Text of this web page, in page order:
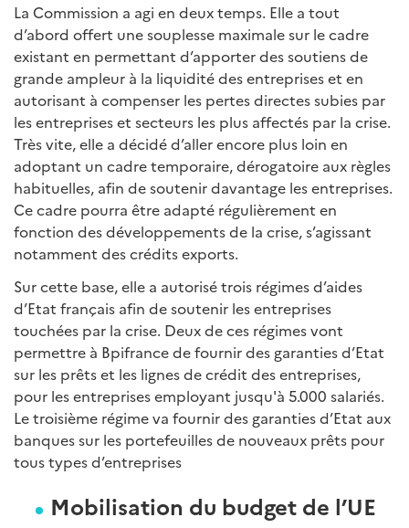
La Commission a agi en deux temps. Elle a tout
d’abord offert une souplesse maximale sur le cadre
existant en permettant d’apporter des soutiens de
grande ampleur à la liquidité des entreprises et en
autorisant à compenser les pertes directes subies par
les entreprises et secteurs les plus affectés par la crise.
Très vite, elle a décidé d’aller encore plus loin en
adoptant un cadre temporaire, dérogatoire aux règles
habituelles, afin de soutenir davantage les entreprises.
Ce cadre pourra être adapté régulièrement en
fonction des développements de la crise, s’agissant
notamment des crédits exports.
Sur cette base, elle a autorisé trois régimes d’aides
d’Etat français afin de soutenir les entreprises
touchées par la crise. Deux de ces régimes vont
permettre à Bpifrance de fournir des garanties d’Etat
sur les prêts et les lignes de crédit des entreprises,
pour les entreprises employant jusqu'à 5.000 salariés.
Le troisième régime va fournir des garanties d’Etat aux
banques sur les portefeuilles de nouveaux prêts pour
tous types d’entreprises
Mobilisation du budget de l’UE